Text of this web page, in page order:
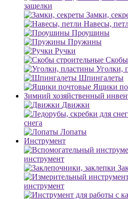
защелки
Замки,
Навесы,
Проушины
Пружины
Ручки
Скобы
Уголки,
Шпингалеты
Ящики
Зимний хозяйственный
Движки
снега
Лопаты
Инструмент
инструмент
инструмент